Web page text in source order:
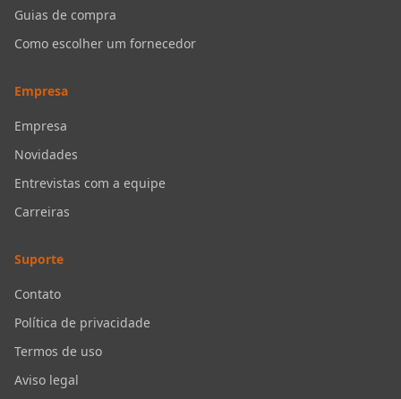
Guias de compra
Como escolher um fornecedor
Empresa
Empresa
Novidades
Entrevistas com a equipe
Carreiras
Suporte
Contato
Política de privacidade
Termos de uso
Aviso legal